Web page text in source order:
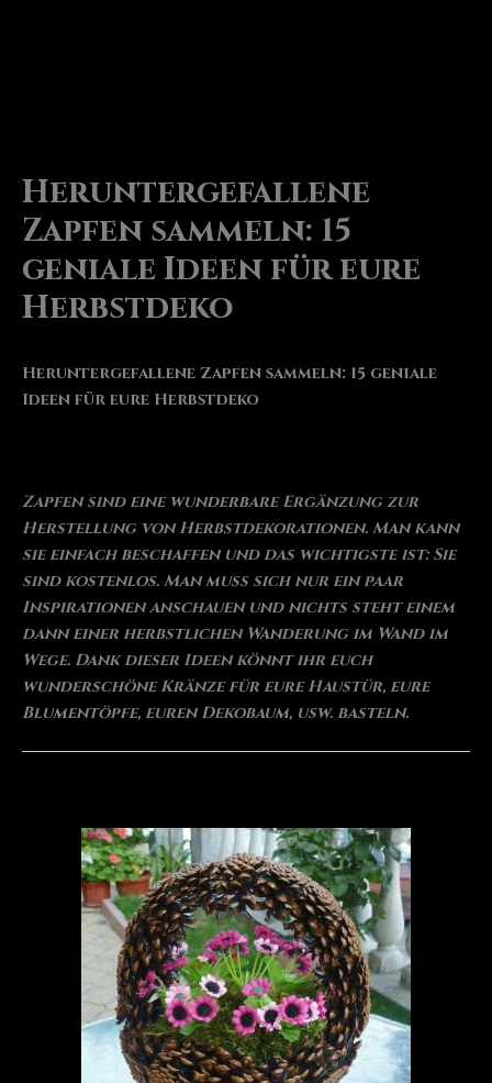
Heruntergefallene
Zapfen sammeln: 15
geniale Ideen für eure
Herbstdeko
Heruntergefallene Zapfen sammeln: 15 geniale
Ideen für eure Herbstdeko
Zapfen sind eine wunderbare Ergänzung zur
Herstellung von Herbstdekorationen. Man kann
sie einfach beschaffen und das wichtigste ist: Sie
sind kostenlos. Man muss sich nur ein paar
Inspirationen anschauen und nichts steht einem
dann einer herbstlichen Wanderung im Wand im
Wege. Dank dieser Ideen könnt ihr euch
wunderschöne Kränze für eure Haustür, eure
Blumentöpfe, euren Dekobaum, usw. basteln.